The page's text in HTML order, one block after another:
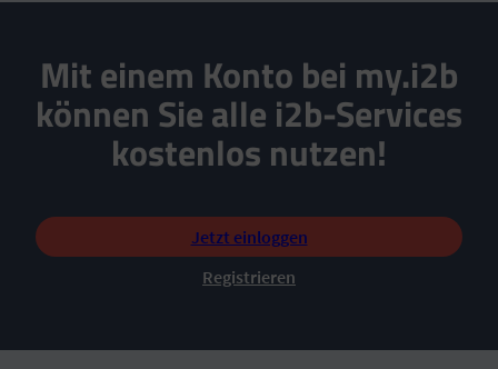
Mit einem Konto bei my.i2b
können Sie alle i2b-Services
kostenlos nutzen!
Jetzt einloggen
Registrieren